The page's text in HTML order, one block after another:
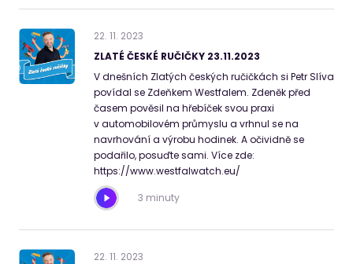
22. 11. 2023
ZLATÉ ČESKÉ RUČIČKY 23.11.2023
V dnešních Zlatých českých ručičkách si Petr Slíva
povídal se Zdeňkem Westfalem. Zdeněk před
časem pověsil na hřebíček svou praxi
v automobilovém průmyslu a vrhnul se na
navrhování a výrobu hodinek. A očividně se
podařilo, posuďte sami. Více zde:
https://www.westfalwatch.eu/
3 minuty
22. 11. 2023